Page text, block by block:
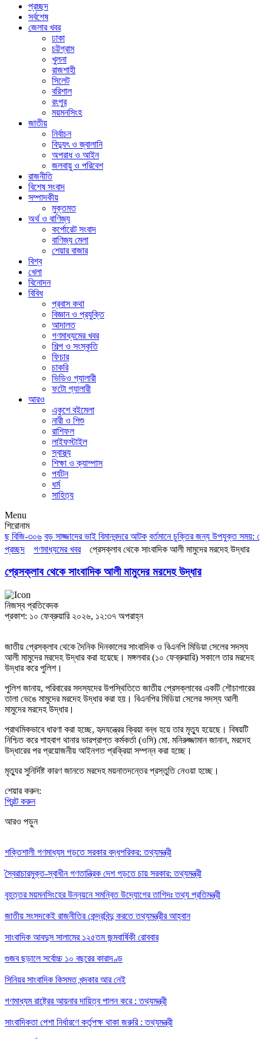
প্রচ্ছদ
সর্বশেষ
জেলার খবর
ঢাকা
চট্টগ্রাম
খুলনা
রাজশাহী
সিলেট
বরিশাল
রংপুর
ময়মনসিংহ
জাতীয়
নির্বাচন
বিদ্যুৎ ও জ্বালানি
অপরাধ ও আইন
জলবায়ু ও পরিবেশ
রাজনীতি
বিশেষ সংবাদ
সম্পাদকীয়
মুক্তমত
অর্থ ও বাণিজ্য
কর্পোরেট সংবাদ
বাণিজ্য মেলা
শেয়ার বাজার
বিশ্ব
খেলা
বিনোদন
বিবিধ
প্রবাস কথা
বিজ্ঞান ও প্রযুক্তি
আদালত
গণমাধ্যমের খবর
শিল্প ও সংস্কৃতি
ফিচার
চাকরি
ভিডিও গ্যালারী
ফটো গ্যালারী
আরও
একুশে বইমেলা
নারী ও শিশু
রাশিফল
লাইফস্টাইল
স্বাস্থ্য
শিক্ষা ও ক্যাম্পাস
পর্যটন
ধর্ম
সাহিত্য
Menu
শিরোনাম
বিজি-৩০৬ বড় সাজ্জাদের ভাই বিমানবন্দরে আটক বর্তমানে চুক্তির জন্য উপযুক্ত সময়:
প্রচ্ছদ
গণমাধ্যমের খবর প্রেসক্লাব থেকে সাংবাদিক আলী মামুদের মরদেহ উদ্ধার
প্রেসক্লাব থেকে সাংবাদিক আলী মামুদের মরদেহ উদ্ধার
নিজস্ব প্রতিবেদক
প্রকাশ: ১০ ফেব্রুয়ারি ২০২৬, ১২:৩৭ অপরাহ্ন
জাতীয় প্রেসক্লাব থেকে দৈনিক দিনকালের সাংবাদিক ও বিএনপি মিডিয়া সেলের সদস্য
আলী মামুদের মরদেহ উদ্ধার করা হয়েছে। মঙ্গলবার (১০ ফেব্রুয়ারি) সকালে তার মরদেহ
উদ্ধার করে পুলিশ।
পুলিশ জানায়, পরিবারের সদস্যদের উপস্থিতিতে জাতীয় প্রেসক্লাবের একটি শৌচাগারের
তালা ভেঙে মামুদের মরদেহ উদ্ধার করা হয়। বিএনপির মিডিয়া সেলের সদস্য আলী
মামুদের মরদেহ উদ্ধার।
প্রাথমিকভাবে ধারণা করা হচ্ছে, হৃদযন্ত্রের ক্রিয়া বন্ধ হয়ে তার মৃত্যু হয়েছে। বিষয়টি
নিশ্চিত করে শাহবাগ থানার ভারপ্রাপ্ত কর্মকর্তা (ওসি) মো. মনিরুজ্জামান জানান, মরদেহ
উদ্ধারের পর প্রয়োজনীয় আইনগত প্রক্রিয়া সম্পন্ন করা হচ্ছে।
মৃত্যুর সুনির্দিষ্ট কারণ জানতে মরদেহ ময়নাতদন্তের প্রস্তুতি নেওয়া হচ্ছে।
শেয়ার করুন:
প্রিন্ট করুন
আরও পড়ুন
শক্তিশালী গণমাধ্যম গড়তে সরকার বদ্ধপরিকর: তথ্যমন্ত্রী
স্বৈরাচারমুক্ত-স্বাধীন গণতান্ত্রিক দেশ গড়তে চায় সরকার: তথ্যমন্ত্রী
বৃহত্তর ময়মনসিংহের উন্নয়নে সমন্বিত উদ্যোগের তাগিদঃ তথ্য প্রতিমন্ত্রী
জাতীয় সংসদকেই রাজনীতির কেন্দ্রবিন্দু করতে তথ্যমন্ত্রীর আহ্বান
সাংবাদিক আবদুস সালামের ১২৫তম জন্মবার্ষিকী রোববার
গুজব ছড়ালে সর্বোচ্চ ১০ বছরের কারাদণ্ড
সিনিয়র সাংবাদিক কিসমত খন্দকার আর নেই
গণমাধ্যম রাষ্ট্রের আয়নার দায়িত্ব পালন করে : তথ্যমন্ত্রী
সাংবাদিকতা পেশা নির্ধারণে কর্তৃপক্ষ থাকা জরুরি : তথ্যমন্ত্রী